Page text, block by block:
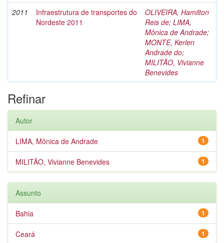
2011
Infraestrutura de transportes do
Nordeste 2011
OLIVEIRA, Hamilton
Reis de; LIMA,
Mônica de Andrade;
MONTE, Kerlen
Andrade do;
MILITÃO, Vivianne
Benevides
Refinar
Autor
1
LIMA, Mônica de Andrade
1
MILITÃO, Vivianne Benevides
Assunto
1
Bahia
1
Ceará